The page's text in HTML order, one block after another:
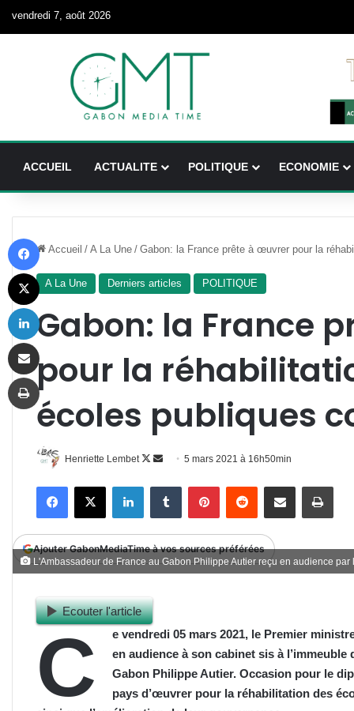
vendredi 7, août 2026
ACCUEIL ACTUALITE POLITIQUE ECONOMIE
Accueil / A La Une / Gabon: la France prête à œuvrer pour la
A La Une Derniers articles POLITIQUE
Gabon: la France
pour la
écoles publiques
Henriette Lembet
Follow
Envoyer
courriel
5 mars 2021 à 16h50min
FacebookX LinkedinTumblr PinterestReddit Partager par email
Ajouter GabonMediaTime à vos sources préférées
L'Ambassadeur de France au Gabon Philippe Autier reçu en audience
Ecouter l'article
C
e vendredi 05 mars 2021, le Premier
en audience à son cabinet sis à l’immeuble
Gabon Philippe Autier. Occasion pour le
pays d’œuvrer pour la réhabilitation des
X
Imprimer